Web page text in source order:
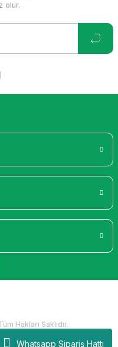
Whatsapp Sipariş Hattı
olur.
Hakları Saklıdır.